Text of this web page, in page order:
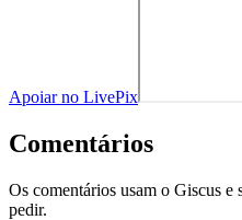
Apoiar no LivePix
Comentários
Os comentários usam o Giscus e
pedir.